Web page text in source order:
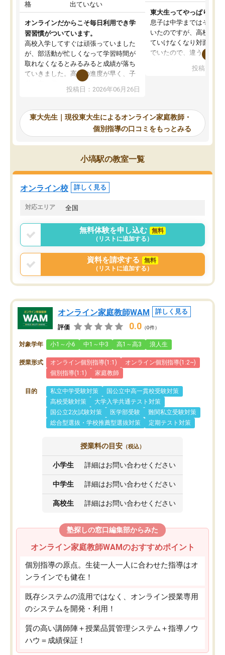
格
出ていない
オンラインだからこそ毎日利用でき学
習習慣がついています。
高校入学してすぐは頑張っていました
が、部活動が忙しくなって学習時間が
取れなくなるとみるみると成績が落ち
ていきました。高校の進度が早く、子
供も家に帰って勉強の話すると嫌な反
応を示します。東大先生にお願いして
れるので、親としても安心です。毎日
使える自習室とかもあり、わからない
ところがあれば先生が回答してくれる
のも重宝しています。
投稿日：2026年06月26日
東大生ってやっぱりすご
息子は中学まではそこそ
いたのですが、高校に入
ていけなくなり対面の塾
でいたので、違うアプロ
で、当初は模試でD判定
自習室が毎日使えていつ
るのが心強かったよう
謝です。
投稿日：
東大先生｜現役東大生によるオンライン家庭教師・
個別指導の口コミをもっとみる
小塙駅の教室一覧
オンライン校 詳しく見る
対応エリア 全国
無料体験を申し込む
無料
（リストに追加する）
資料を請求する
無料
（リストに追加する）
オンライン家庭教師WAM 詳しく見る
評価 0.0 （0件）
対象学年 小1～小6 中1～中3 高1～高3 浪人生
授業形式 オンライン個別指導(1:1)
オンライン個別指導(1:2~)
個別指導(1:1)
家庭教師
目的 私立中学受験対策
国公立中高一貫校受験対策
高校受験対策
大学入学共通テスト対策
国公立2次試験対策
医学部受験
難関私立受験対策
総合型選抜・学校推薦型選抜対策
定期テスト対策
授業料の目安 （税込）
小学生 詳細はお問い合わせください
中学生 詳細はお問い合わせください
高校生 詳細はお問い合わせください
塾探しの窓口編集部からみた
オンライン家庭教師WAMのおすすめポイント
個別指導の原点。生徒一人一人に合わせた指導はオ
ンラインでも健在！
既存システムの流用ではなく、オンライン授業専用
のシステムを開発・利用！
質の高い講師陣＋授業品質管理システム＋指導ノウ
ハウ＝成績保証！